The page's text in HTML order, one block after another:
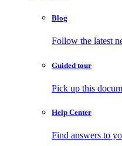
Blog
Follow the latest
Guided tour
Pick up this
Help Center
Find answers to